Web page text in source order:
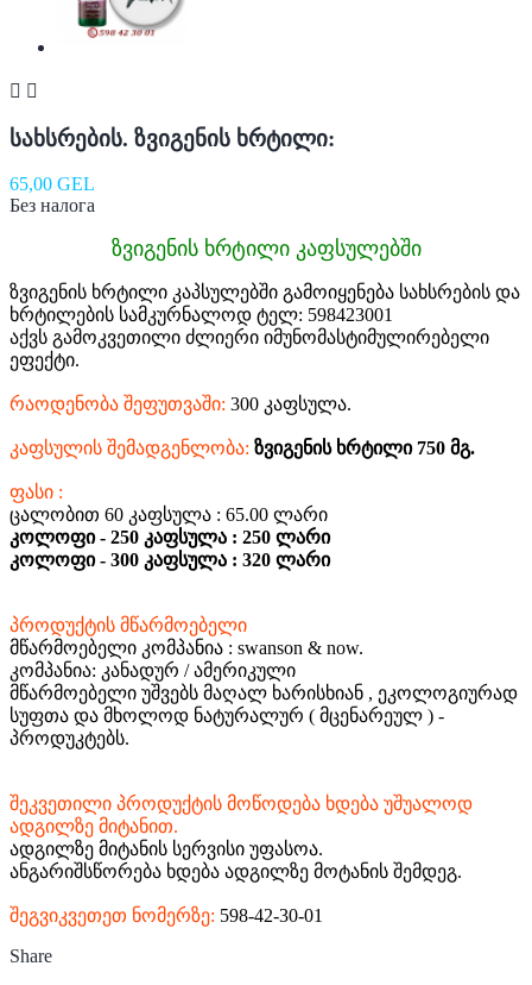
 
სახსრების. ზვიგენის ხრტილი:
65,00 GEL
Без налога
ზვიგენის ხრტილი კაფსულებში
ზვიგენის ხრტილი კაპსულებში გამოიყენება სახსრების და
ხრტილების სამკურნალოდ ტელ: 598423001
აქვს გამოკვეთილი ძლიერი იმუნომასტიმულირებელი
ეფექტი.
რაოდენობა შეფუთვაში: 300 კაფსულა.
კაფსულის შემადგენლობა: ზვიგენის ხრტილი 750 მგ.
ფასი :
ცალობით 60 კაფსულა : 65.00 ლარი
კოლოფი - 250 კაფსულა : 250 ლარი
კოლოფი - 300 კაფსულა : 320 ლარი
პროდუქტის მწარმოებელი
მწარმოებელი კომპანია : swanson & now.
კომპანია: კანადურ / ამერიკული
მწარმოებელი უშვებს მაღალ ხარისხიან , ეკოლოგიურად
სუფთა და მხოლოდ ნატურალურ ( მცენარეულ ) -
პროდუკტებს.
შეკვეთილი პროდუქტის მოწოდება ხდება უშუალოდ
ადგილზე მიტანით.
ადგილზე მიტანის სერვისი უფასოა.
ანგარიშსწორება ხდება ადგილზე მოტანის შემდეგ.
შეგვიკვეთეთ ნომერზე: 598-42-30-01
Share